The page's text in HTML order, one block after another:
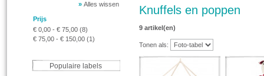
Knuffels en poppen
9 artikel(en)
Tonen als:
» Alles wissen
Prijs
€ 0,00 - € 75,00 (8)
€ 75,00 - € 150,00 (1)
Populaire labels